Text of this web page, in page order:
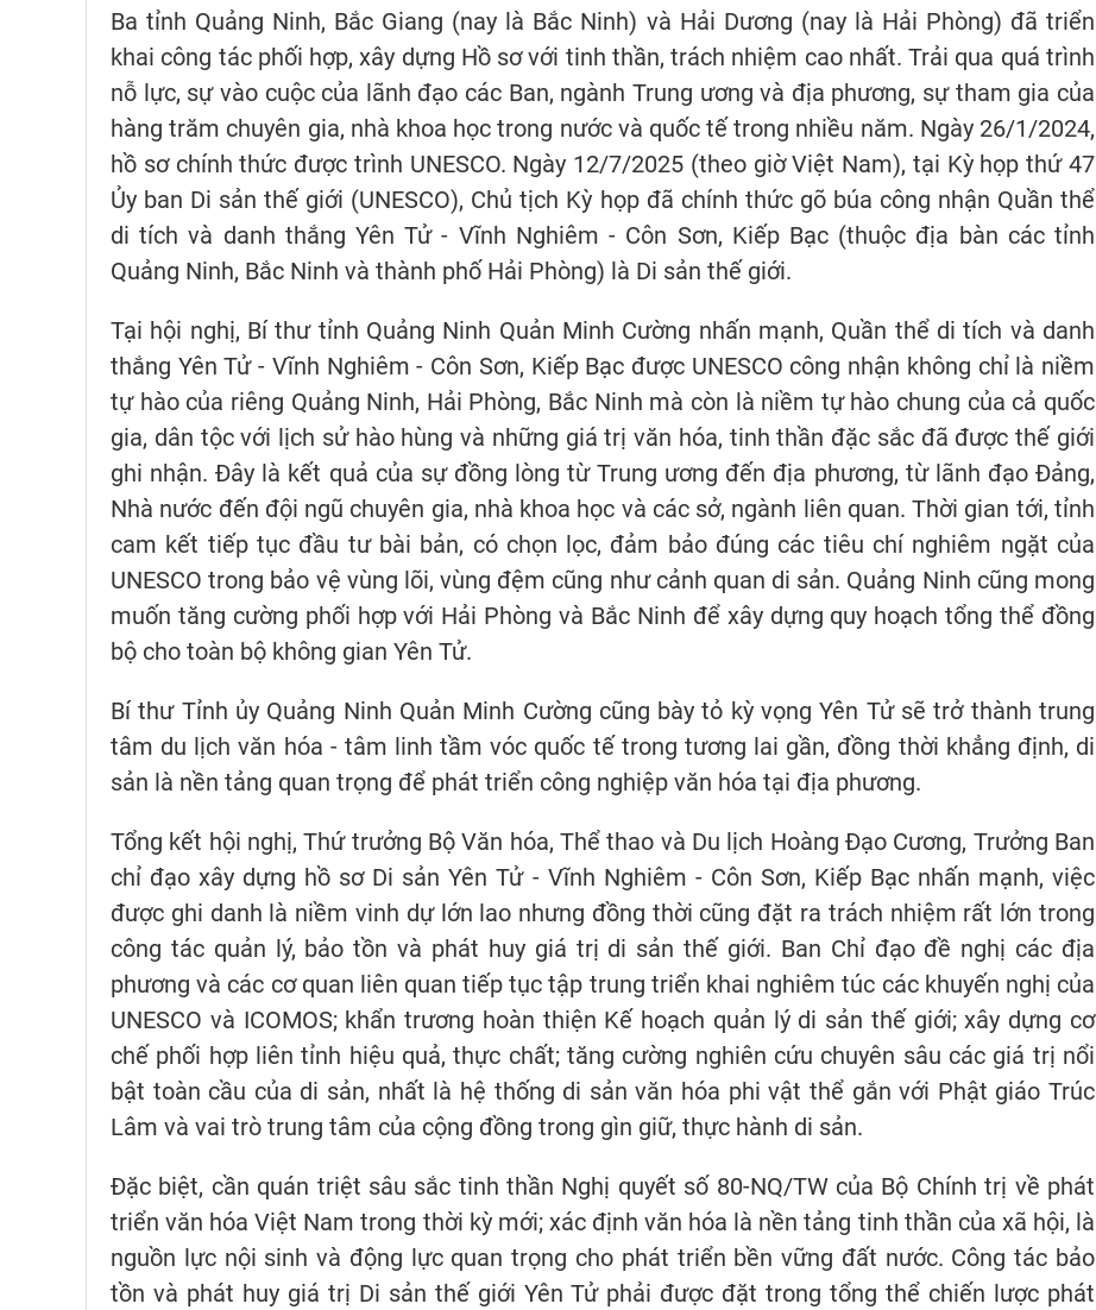
Ba tỉnh Quảng Ninh, Bắc Giang (nay là Bắc Ninh) và Hải Dương (nay là Hải Phòng) đã triển
khai công tác phối hợp, xây dựng Hồ sơ với tinh thần, trách nhiệm cao nhất. Trải qua quá trình
nỗ lực, sự vào cuộc của lãnh đạo các Ban, ngành Trung ương và địa phương, sự tham gia của
hàng trăm chuyên gia, nhà khoa học trong nước và quốc tế trong nhiều năm. Ngày 26/1/2024,
hồ sơ chính thức được trình UNESCO. Ngày 12/7/2025 (theo giờ Việt Nam), tại Kỳ họp thứ 47
Ủy ban Di sản thế giới (UNESCO), Chủ tịch Kỳ họp đã chính thức gõ búa công nhận Quần thể
di tích và danh thắng Yên Tử - Vĩnh Nghiêm - Côn Sơn, Kiếp Bạc (thuộc địa bàn các tỉnh
Quảng Ninh, Bắc Ninh và thành phố Hải Phòng) là Di sản thế giới.
Tại hội nghị, Bí thư tỉnh Quảng Ninh Quản Minh Cường nhấn mạnh, Quần thể di tích và danh
thắng Yên Tử - Vĩnh Nghiêm - Côn Sơn, Kiếp Bạc được UNESCO công nhận không chỉ là niềm
tự hào của riêng Quảng Ninh, Hải Phòng, Bắc Ninh mà còn là niềm tự hào chung của cả quốc
gia, dân tộc với lịch sử hào hùng và những giá trị văn hóa, tinh thần đặc sắc đã được thế giới
ghi nhận. Đây là kết quả của sự đồng lòng từ Trung ương đến địa phương, từ lãnh đạo Đảng,
Nhà nước đến đội ngũ chuyên gia, nhà khoa học và các sở, ngành liên quan. Thời gian tới, tỉnh
cam kết tiếp tục đầu tư bài bản, có chọn lọc, đảm bảo đúng các tiêu chí nghiêm ngặt của
UNESCO trong bảo vệ vùng lõi, vùng đệm cũng như cảnh quan di sản. Quảng Ninh cũng mong
muốn tăng cường phối hợp với Hải Phòng và Bắc Ninh để xây dựng quy hoạch tổng thể đồng
bộ cho toàn bộ không gian Yên Tử.
Bí thư Tỉnh ủy Quảng Ninh Quản Minh Cường cũng bày tỏ kỳ vọng Yên Tử sẽ trở thành trung
tâm du lịch văn hóa - tâm linh tầm vóc quốc tế trong tương lai gần, đồng thời khẳng định, di
sản là nền tảng quan trọng để phát triển công nghiệp văn hóa tại địa phương.
Tổng kết hội nghị, Thứ trưởng Bộ Văn hóa, Thể thao và Du lịch Hoàng Đạo Cương, Trưởng Ban
chỉ đạo xây dựng hồ sơ Di sản Yên Tử - Vĩnh Nghiêm - Côn Sơn, Kiếp Bạc nhấn mạnh, việc
được ghi danh là niềm vinh dự lớn lao nhưng đồng thời cũng đặt ra trách nhiệm rất lớn trong
công tác quản lý, bảo tồn và phát huy giá trị di sản thế giới. Ban Chỉ đạo đề nghị các địa
phương và các cơ quan liên quan tiếp tục tập trung triển khai nghiêm túc các khuyến nghị của
UNESCO và ICOMOS; khẩn trương hoàn thiện Kế hoạch quản lý di sản thế giới; xây dựng cơ
chế phối hợp liên tỉnh hiệu quả, thực chất; tăng cường nghiên cứu chuyên sâu các giá trị nổi
bật toàn cầu của di sản, nhất là hệ thống di sản văn hóa phi vật thể gắn với Phật giáo Trúc
Lâm và vai trò trung tâm của cộng đồng trong gìn giữ, thực hành di sản.
Đặc biệt, cần quán triệt sâu sắc tinh thần Nghị quyết số 80-NQ/TW của Bộ Chính trị về phát
triển văn hóa Việt Nam trong thời kỳ mới; xác định văn hóa là nền tảng tinh thần của xã hội, là
nguồn lực nội sinh và động lực quan trọng cho phát triển bền vững đất nước. Công tác bảo
tồn và phát huy giá trị Di sản thế giới Yên Tử phải được đặt trong tổng thể chiến lược phát